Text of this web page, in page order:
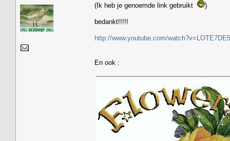
(Ik heb je genoemde link gebruikt
)
bedankt!!!!!
http://www.youtube.com/
En ook :